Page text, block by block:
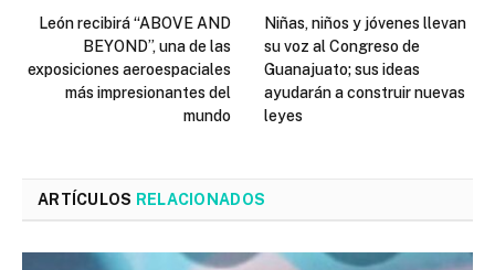
León recibirá “ABOVE AND
BEYOND”, una de las
exposiciones aeroespaciales
más impresionantes del
mundo
Niñas, niños y jóvenes llevan
su voz al Congreso de
Guanajuato; sus ideas
ayudarán a construir nuevas
leyes
ARTÍCULOS RELACIONADOS